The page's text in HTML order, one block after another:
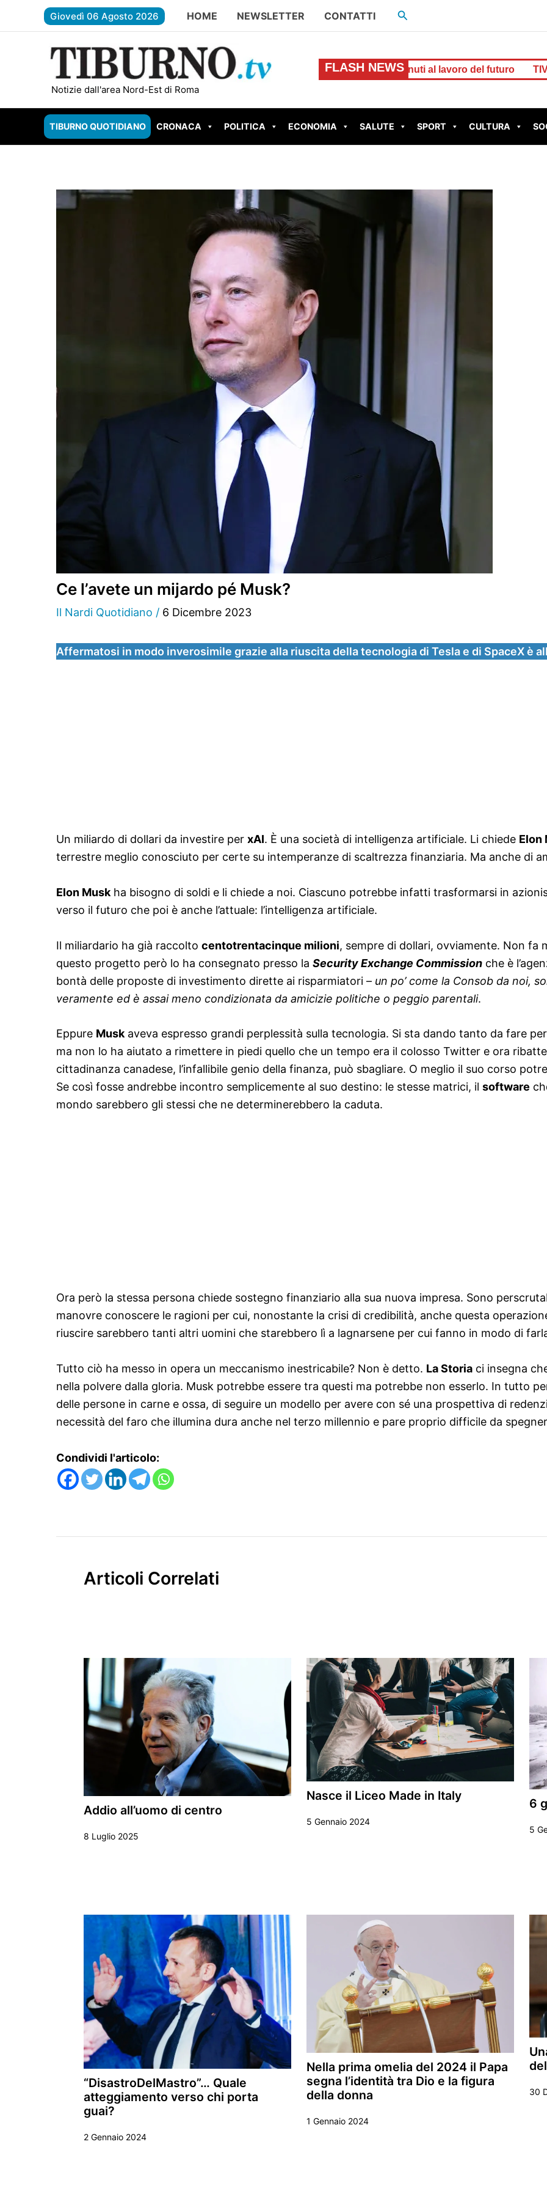
Giovedì 06 Agosto 2026 HOME NEWSLETTER CONTATTI Cerca
Notizie dall'area Nord-Est di Roma
FLASH NEWS
ROMA – Rebibbia, inaugurata l’aula digitale che forma i detenuti al lavoro del futuro TIVOLI – Evade e
TIBURNO QUOTIDIANO CRONACA POLITICA ECONOMIA SALUTE SPORT CULTURA
Ce l’avete un mijardo pé Musk?
Il Nardi Quotidiano / 6 Dicembre 2023
Affermatosi in modo inverosimile grazie alla riuscita della tecnologia di Tesla e di SpaceX è
Un miliardo di dollari da investire per xAI. È una società di intelligenza artificiale. Li chiede Elon
terrestre meglio conosciuto per certe su intemperanze di scaltrezza finanziaria. Ma anche di
Elon Musk ha bisogno di soldi e li chiede a noi. Ciascuno potrebbe infatti trasformarsi in
verso il futuro che poi è anche l’attuale: l’intelligenza artificiale.
Il miliardario ha già raccolto centotrentacinque milioni, sempre di dollari, ovviamente. Non fa
questo progetto però lo ha consegnato presso la Security Exchange Commission che è
bontà delle proposte di investimento dirette ai risparmiatori – un po’ come la Consob da noi,
veramente ed è assai meno condizionata da amicizie politiche o peggio parentali.
Eppure Muskaveva espresso grandi perplessità sulla tecnologia. Si sta dando tanto da fare
ma non lo ha aiutato a rimettere in piedi quello che un tempo era il colosso Twitter e ora
cittadinanza canadese, l’infallibile genio della finanza, può sbagliare. O meglio il suo corso
Se così fosse andrebbe incontro semplicemente al suo destino: le stesse matrici, il software
mondo sarebbero gli stessi che ne determinerebbero la caduta.
Ora però la stessa persona chiede sostegno finanziario alla sua nuova impresa. Sono
manovre conoscere le ragioni per cui, nonostante la crisi di credibilità, anche questa
riuscire sarebbero tanti altri uomini che starebbero lì a lagnarsene per cui fanno in modo di
Tutto ciò ha messo in opera un meccanismo inestricabile? Non è detto. La Storia ci insegna
nella polvere dalla gloria. Musk potrebbe essere tra questi ma potrebbe non esserlo. In tutto
delle persone in carne e ossa, di seguire un modello per avere con sé una prospettiva di
necessità del faro che illumina dura anche nel terzo millennio e pare proprio difficile da
Condividi l'articolo:
Articoli Correlati
Addio all’uomo di centro
8 Luglio 2025
Nasce il Liceo Made in Italy
5 Gennaio 2024
6
5
“DisastroDelMastro”… Quale
atteggiamento verso chi porta
guai?
2 Gennaio 2024
Nella prima omelia del 2024 il Papa
segna l’identità tra Dio e la figura
della donna
1 Gennaio 2024
30